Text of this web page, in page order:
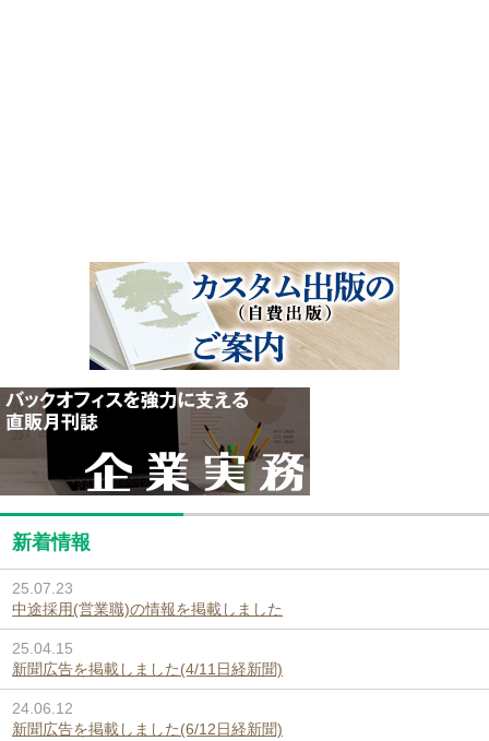
新着情報
25.07.23
中途採用(営業職)の情報を掲載しました
25.04.15
新聞広告を掲載しました(4/11日経新聞)
24.06.12
新聞広告を掲載しました(6/12日経新聞)